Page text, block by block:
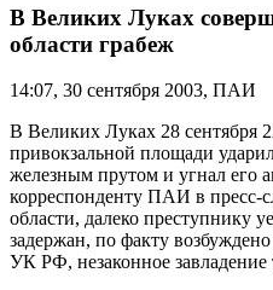
В Великих Луках
области грабеж
14:07, 30 сентября 2003, ПАИ
В Великих Луках 28 сентября
привокзальной площади
железным прутом и угнал его
корреспонденту ПАИ в пресс-
области, далеко преступнику
задержан, по факту
УК РФ, незаконное